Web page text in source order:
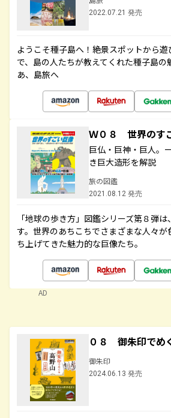
2022.07.21 発売
ようこそ種子島へ！絶景スポットから
で、島の人たちが教えてくれた種子島の
あ、島旅へ
Ｗ０８ 世界のす
巨仏・巨神・巨人。
き巨大造形を解説
旅の図鑑
2021.08.12 発売
「地球の歩き方」図鑑シリーズ第８弾
す。世界のあちこちでさまざまな人々
ち上げてきた魅力的な巨像たち。
AD
０８ 御朱印でめ
御朱印
2024.06.13 発売